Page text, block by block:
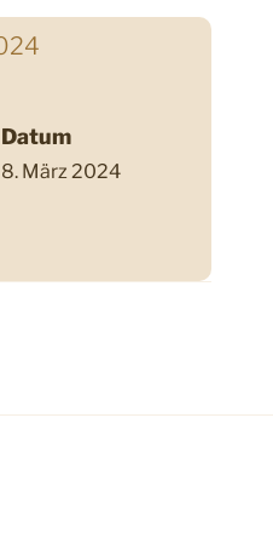
Datum
8. März 2024